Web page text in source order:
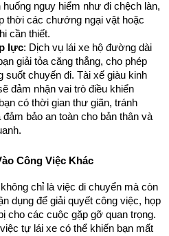
nguy hiểm như đi chệch làn,
thời các chướng ngại vật hoặc
cần thiết.
lực: Dịch vụ lái xe hộ đường dài
giải tỏa căng thẳng, cho phép
suốt chuyến đi. Tài xế giàu kinh
đảm nhận vai trò điều khiển
có thời gian thư giãn, tránh
bảo an toàn cho bản thân và
Công Việc Khác
chỉ là việc di chuyển mà còn
dụng để giải quyết công việc, họp
cho các cuộc gặp gỡ quan trọng.
tự lái xe có thể khiến bạn mất